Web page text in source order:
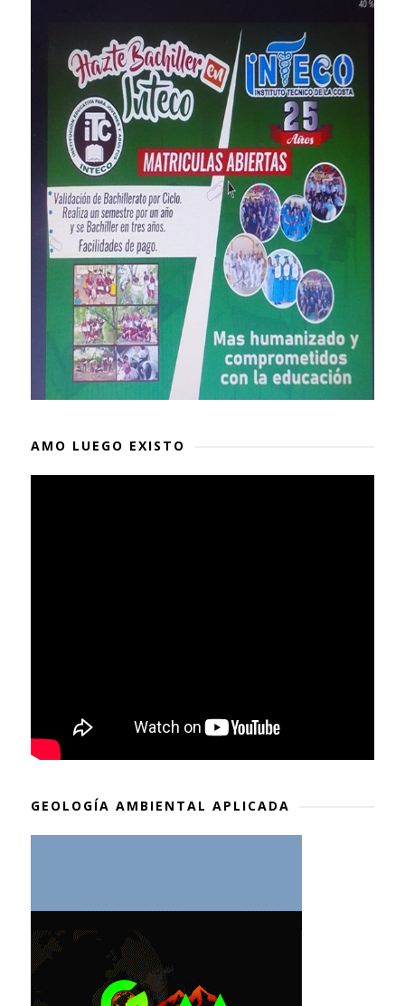
AMO LUEGO EXISTO
GEOLOGÍA AMBIENTAL APLICADA